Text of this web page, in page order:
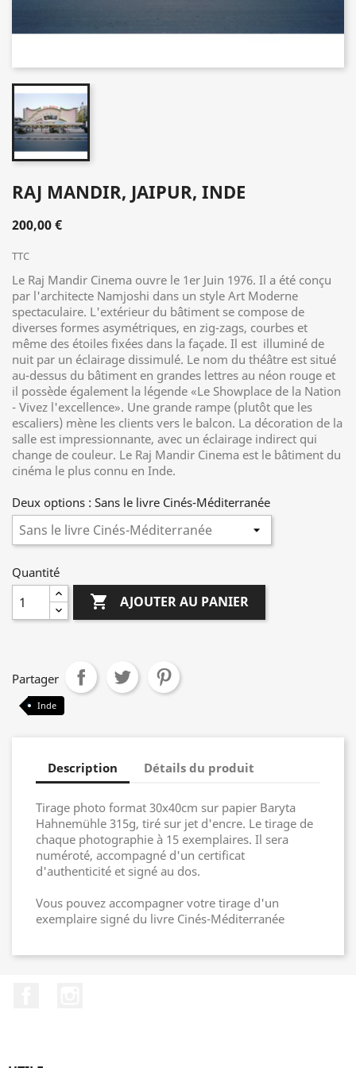
RAJ MANDIR, JAIPUR, INDE
200,00 €
TTC
Le Raj Mandir Cinema ouvre le 1er Juin 1976. Il a été conçu
par l'architecte Namjoshi dans un style Art Moderne
spectaculaire. L'extérieur du bâtiment se compose de
diverses formes asymétriques, en zig-zags, courbes et
même des étoiles fixées dans la façade. Il est illuminé de
nuit par un éclairage dissimulé. Le nom du théâtre est situé
au-dessus du bâtiment en grandes lettres au néon rouge et
il possède également la légende «Le Showplace de la Nation
- Vivez l'excellence». Une grande rampe (plutôt que les
escaliers) mène les clients vers le balcon. La décoration de la
salle est impressionnante, avec un éclairage indirect qui
change de couleur. Le Raj Mandir Cinema est le bâtiment du
cinéma le plus connu en Inde.
Deux options : Sans le livre Cinés-Méditerranée
Quantité
 AJOUTER AU PANIER
Partager
Inde
Description Détails du produit
Tirage photo format 30x40cm sur papier Baryta
Hahnemühle 315g, tiré sur jet d'encre. Le tirage de
chaque photographie à 15 exemplaires. Il sera
numéroté, accompagné d'un certificat
d'authenticité et signé au dos.
Vous pouvez accompagner votre tirage d'un
exemplaire signé du livre Cinés-Méditerranée